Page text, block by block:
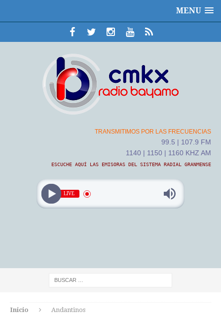
MENU
TRANSMITIMOS POR LAS FRECUENCIAS
99.5 | 107.9 FM
1140 | 1150 | 1160 KHZ AM
ESCUCHE AQUÍ LAS EMISORAS DEL SISTEMA RADIAL GRANMENSE
LIVE
Inicio Andantinos